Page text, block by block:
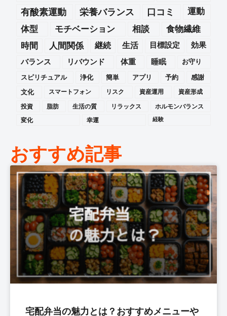
有酸素運動
栄養バランス 口コミ
運動
体型
モチベーション 相談
食物繊維
時間
人間関係 継続 生活 目標設定
効果
バランス
リバウンド 体重 睡眠
お守り
スピリチュアル
浄化 簡単 アプリ 予約
感謝
文化
スマートフォン リスク 資産運用
資産形成
投資
脂肪 生活の質 リラックス
ホルモンバランス
変化
幸運 経験
おすすめ記事
宅配弁当の魅力とは？おすすめメニューや